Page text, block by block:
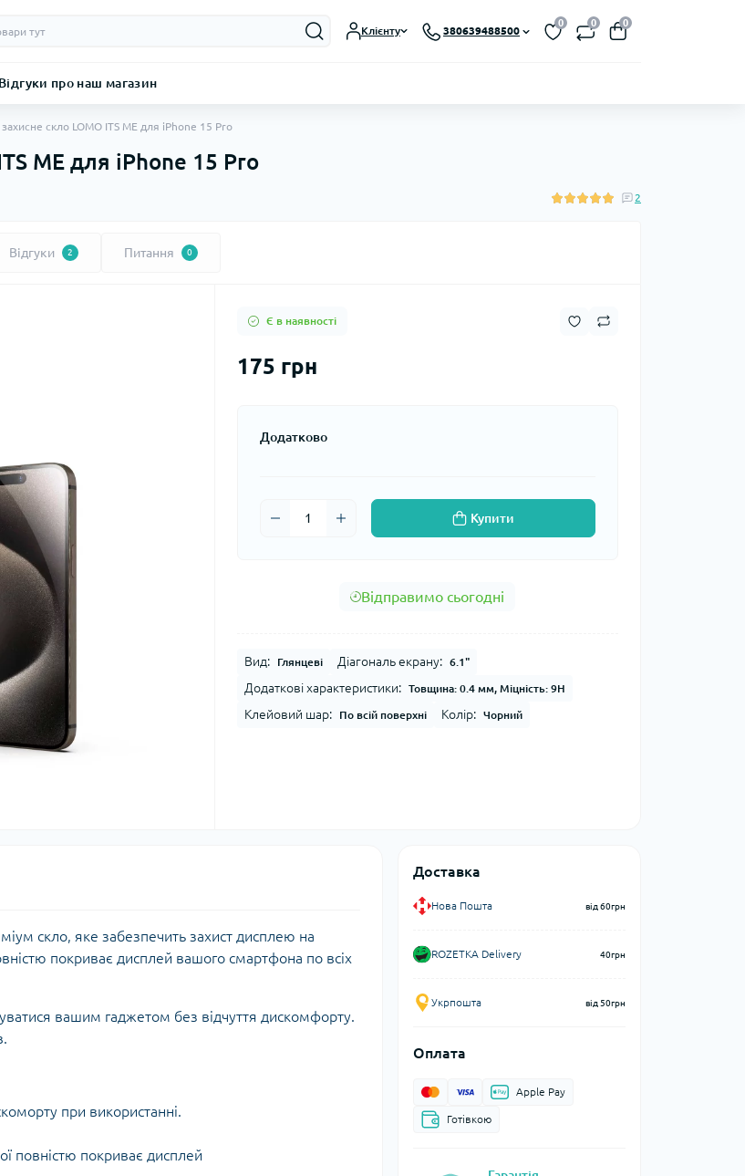
Клієнту 380639488500
0 0 0
Відгуки про наш магазин
скло LOMO ITS ME для iPhone 15 Pro
ME для iPhone 15 Pro
2
Відгуки 2 Питання 0
Є в наявності
175 грн
Додатково
Купити
Відправимо сьогодні
Вид: Глянцеві Діагональ екрану: 6.1"
Додаткові характеристики: Товщина: 0.4 мм, Міцність: 9H
Клейовий шар: По всій поверхні Колір: Чорний
Доставка
Нова Пошта від 60грн
ROZETKA Delivery 40грн
Укрпошта від 50грн
Оплата
Apple Pay
Готівкою
скло, яке забезпечить захист дисплею на
покриває дисплей вашого смартфона по всіх
вашим гаджетом без відчуття дискомфорту.
при використанні.
повністю покриває дисплей